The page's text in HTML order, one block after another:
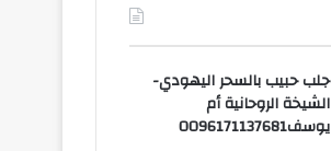
جلب حبيب بالسحر اليهودي-
الشيخة الروحانية أم
يوسف0096171137681